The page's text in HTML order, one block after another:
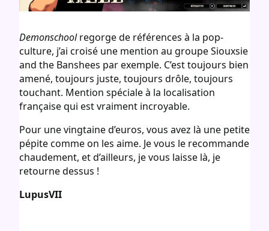
Demonschoolregorge de références à la pop-
culture, j’ai croisé une mention au groupe Siouxsie
and the Banshees par exemple. C’est toujours bien
amené, toujours juste, toujours drôle, toujours
touchant. Mention spéciale à la localisation
française qui est vraiment incroyable.
Pour une vingtaine d’euros, vous avez là une petite
pépite comme on les aime. Je vous le recommande
chaudement, et d’ailleurs, je vous laisse là, je
retourne dessus !
LupusVII